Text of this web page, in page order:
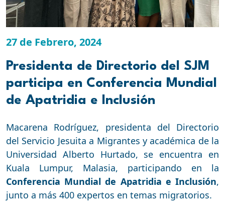
27 de Febrero, 2024
Presidenta de Directorio del SJM
participa en Conferencia Mundial
de Apatridia e Inclusión
Macarena Rodríguez, presidenta del Directorio
del Servicio Jesuita a Migrantes y académica de la
Universidad Alberto Hurtado, se encuentra en
Kuala Lumpur, Malasia, participando en la
Conferencia Mundial de Apatridia e Inclusión,
junto a más 400 expertos en temas migratorios.